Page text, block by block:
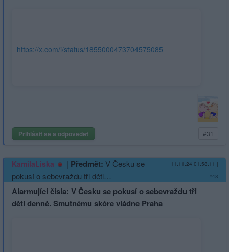
https://x.com/i/status/1855000473704575085
Přihlásit se a odpovědět #31
KamilaLiska | Předmět: V Česku se
pokusí o sebevraždu tři děti…
11.11.24 01:58:11 |
#48
Alarmující čísla: V Česku se pokusí o sebevraždu tři
děti denně. Smutnému skóre vládne Praha